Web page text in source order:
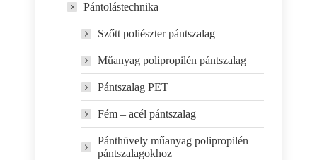
Pántolástechnika
Szőtt poliészter pántszalag
Műanyag polipropilén pántszalag
Pántszalag PET
Fém – acél pántszalag
Pánthüvely műanyag polipropilén
pántszalagokhoz